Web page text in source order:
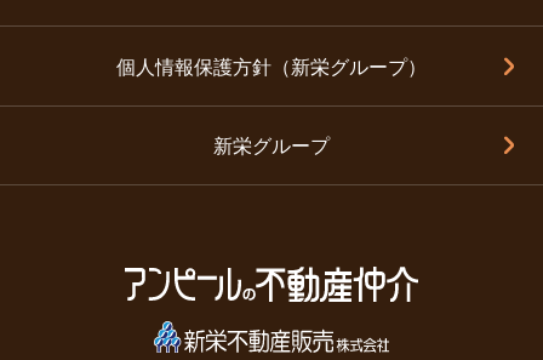
個人情報保護方針（新栄グループ）
新栄グループ